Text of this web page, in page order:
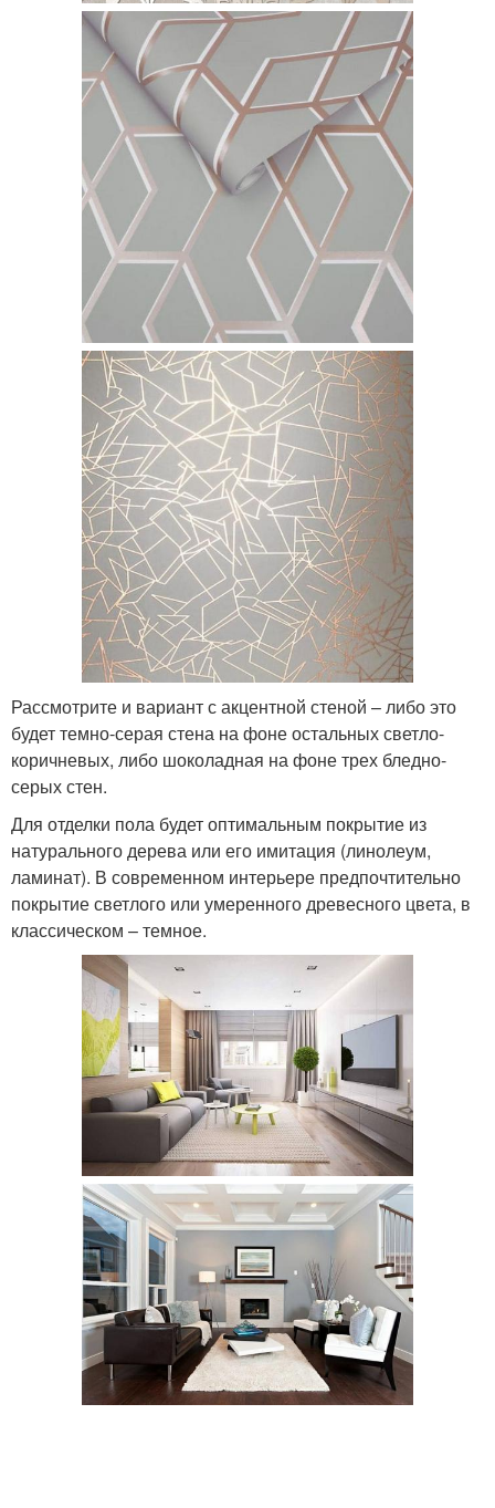
Рассмотрите и вариант с акцентной стеной – либо это
будет темно-серая стена на фоне остальных светло-
коричневых, либо шоколадная на фоне трех бледно-
серых стен.
Для отделки пола будет оптимальным покрытие из
натурального дерева или его имитация (линолеум,
ламинат). В современном интерьере предпочтительно
покрытие светлого или умеренного древесного цвета, в
классическом – темное.